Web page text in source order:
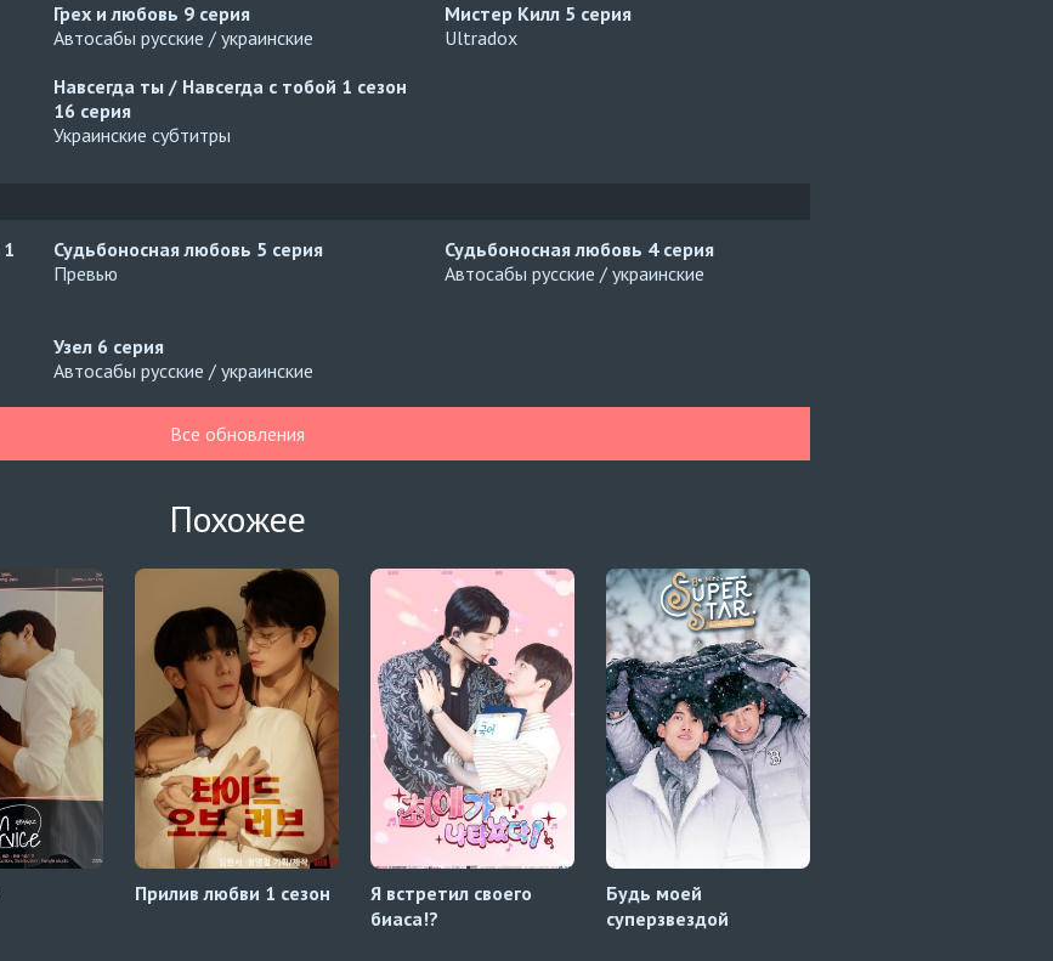
Грех и любовь 9 серия
Автосабы русские / украинские
Мистер Килл 5 серия
Ultradox
Навсегда ты / Навсегда с тобой 1 сезон
16 серия
Украинские субтитры
1
Судьбоносная любовь 5 серия
Превью
Судьбоносная любовь 4 серия
Автосабы русские / украинские
Узел 6 серия
Автосабы русские / украинские
Все обновления
Похожее
Прилив любви 1 сезон
Я встретил своего
биаса!?
Будь моей
суперзвездой